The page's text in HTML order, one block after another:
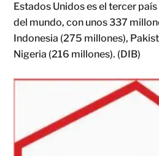
Estados Unidos es el tercer
del mundo, con unos 337
Indonesia (275 millones),
Nigeria (216 millones). (DIB)